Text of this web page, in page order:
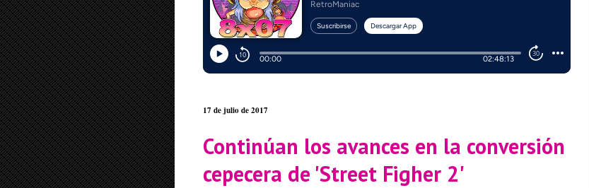
17 de julio de 2017
Continúan los avances en la conversión
cepecera de 'Street Figher 2'